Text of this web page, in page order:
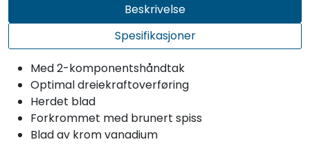
Beskrivelse
Spesifikasjoner
Med 2-komponentshåndtak
Optimal dreiekraftoverføring
Herdet blad
Forkrommet med brunert spiss
Blad av krom vanadium